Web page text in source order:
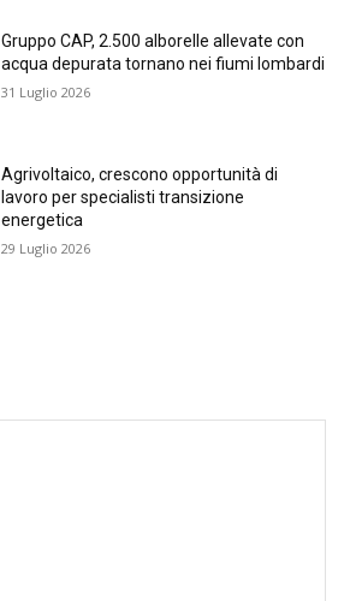
Gruppo CAP, 2.500 alborelle allevate con
acqua depurata tornano nei fiumi lombardi
31 Luglio 2026
Agrivoltaico, crescono opportunità di
lavoro per specialisti transizione
energetica
29 Luglio 2026